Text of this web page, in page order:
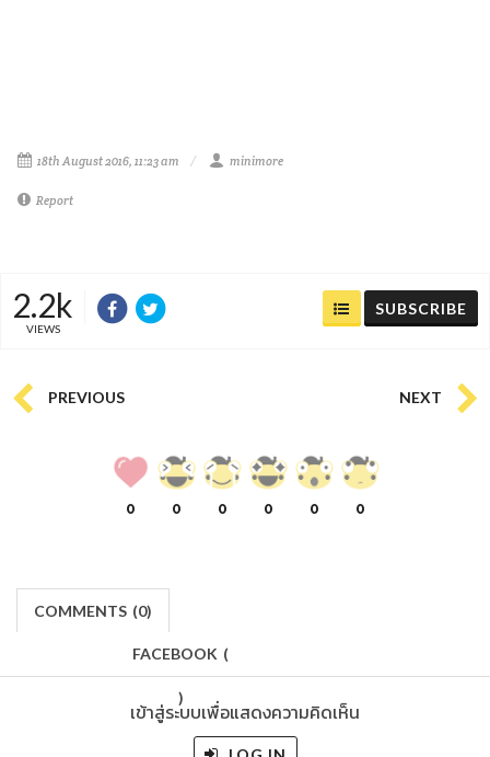
18th August 2016, 11:23 am minimore
Report
2.2k
VIEWS
SUBSCRIBE
PREVIOUS NEXT
0 0 0 0 0 0
COMMENTS (0)
FACEBOOK (
)
เข้าสู่ระบบเพื่อแสดงความคิดเห็น